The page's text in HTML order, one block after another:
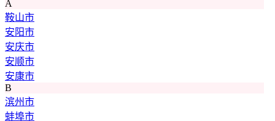
A
鞍山市
安阳市
安庆市
安顺市
安康市
B
滨州市
蚌埠市